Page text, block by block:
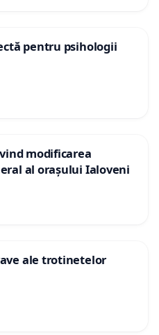
pentru psihologii
modificarea
al orașului Ialoveni
ale trotinetelor